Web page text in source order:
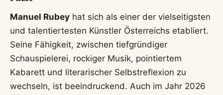
20 Jahren zusammen und hat zwei gemeinsame
Töchter.
In welcher Band hat Manuel Rubey gesungen?
Manuel Rubey war von 2002 bis zur Auflösung
2010 der Sänger und Frontmann der